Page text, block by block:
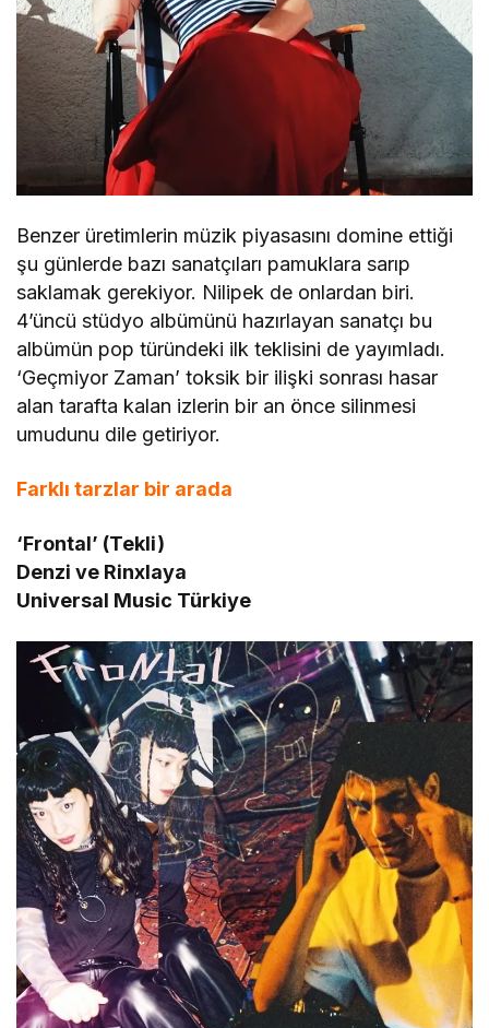
Benzer üretimlerin müzik piyasasını domine ettiği
şu günlerde bazı sanatçıları pamuklara sarıp
saklamak gerekiyor. Nilipek de onlardan biri.
4’üncü stüdyo albümünü hazırlayan sanatçı bu
albümün pop türündeki ilk teklisini de yayımladı.
‘Geçmiyor Zaman’ toksik bir ilişki sonrası hasar
alan tarafta kalan izlerin bir an önce silinmesi
umudunu dile getiriyor.
Farklı tarzlar bir arada
‘Frontal’ (Tekli)
Denzi ve Rinxlaya
Universal Music Türkiye